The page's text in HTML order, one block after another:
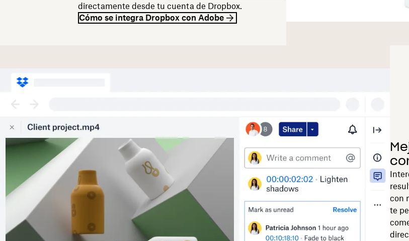
directamente desde tu cuenta de Dropbox.
Cómo se integra Dropbox con Adobe
con
te